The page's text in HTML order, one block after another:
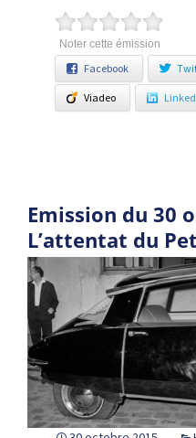
Noter cette émission
Facebook
Viadeo
Emission du 30
L’attentat du